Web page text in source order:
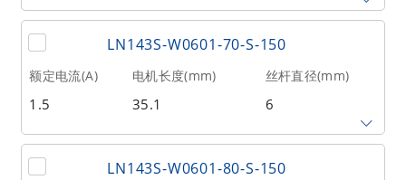
2 20 0.21
丝杆导程(mm) 丝杆长度(mm) 额定推力(N
@300RPM)
相数 转子惯量(g•cm²) 重量(kg)
2 20 0.21
LN143S-W0601-70-S-150
额定电流(A) 电机长度(mm) 丝杆直径(mm)
1.5 35.1 6
丝杆导程(mm) 丝杆长度(mm) 额定推力(N
@300RPM)
LN143S-W0601-80-S-150